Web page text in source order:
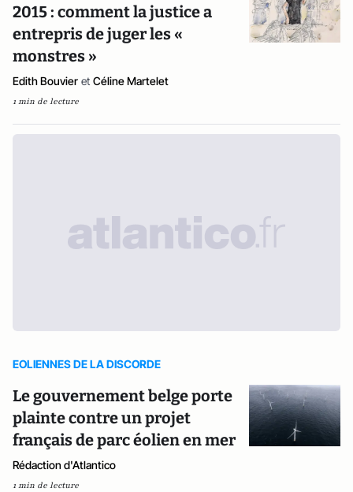
2015 : comment la justice a
entrepris de juger les «
monstres »
Edith Bouvier et Céline Martelet
1 min de lecture
EOLIENNES DE LA DISCORDE
Le gouvernement belge porte
plainte contre un projet
français de parc éolien en mer
Rédaction d'Atlantico
1 min de lecture